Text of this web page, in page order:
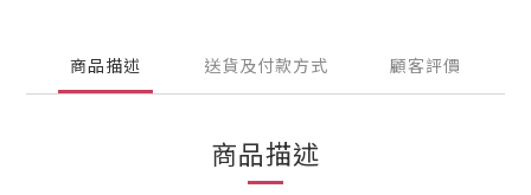
商品描述 送貨及付款方式 顧客評價
商品描述